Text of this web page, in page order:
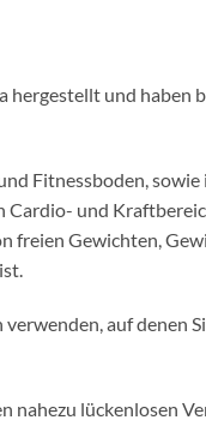
und haben
Fitnessboden,
und
freien Gewichten,
auf denen
lückenlosen